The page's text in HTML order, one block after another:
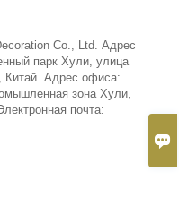

Co., Ltd. Адрес
парк Хули, улица
Китай. Адрес офиса:
зона Хули,
почта: